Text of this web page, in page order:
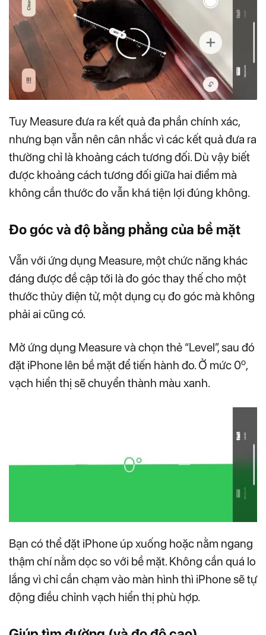
Tuy Measure đưa ra kết quả đa phần chính xác,
nhưng bạn vẫn nên cân nhắc vì các kết quả đưa ra
thường chỉ là khoảng cách tương đối. Dù vậy biết
được khoảng cách tương đối giữa hai điểm mà
không cần thước đo vẫn khá tiện lợi đúng không.
Đo góc và độ bằng phẳng của bề mặt
Vẫn với ứng dụng Measure, một chức năng khác
đáng được đề cập tới là đo góc thay thế cho một
thước thủy điện tử, một dụng cụ đo góc mà không
phải ai cũng có.
Mở ứng dụng Measure và chọn thẻ “Level”, sau đó
đặt iPhone lên bề mặt để tiến hành đo. Ở mức 0o,
vạch hiển thị sẽ chuyển thành màu xanh.
Bạn có thể đặt iPhone úp xuống hoặc nằm ngang
thậm chí nằm dọc so với bề mặt. Không cần quá lo
lắng vì chỉ cần chạm vào màn hình thì iPhone sẽ tự
động điều chỉnh vạch hiển thị phù hợp.